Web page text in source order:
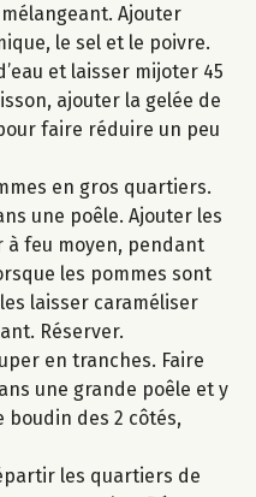
Ajouter
le sel et le poivre.
et laisser mijoter 45
ajouter la gelée de
faire réduire un peu
en gros quartiers.
une poêle. Ajouter les
feu moyen, pendant
les pommes sont
laisser caraméliser
Réserver.
en tranches. Faire
une grande poêle et y
des 2 côtés,
les quartiers de